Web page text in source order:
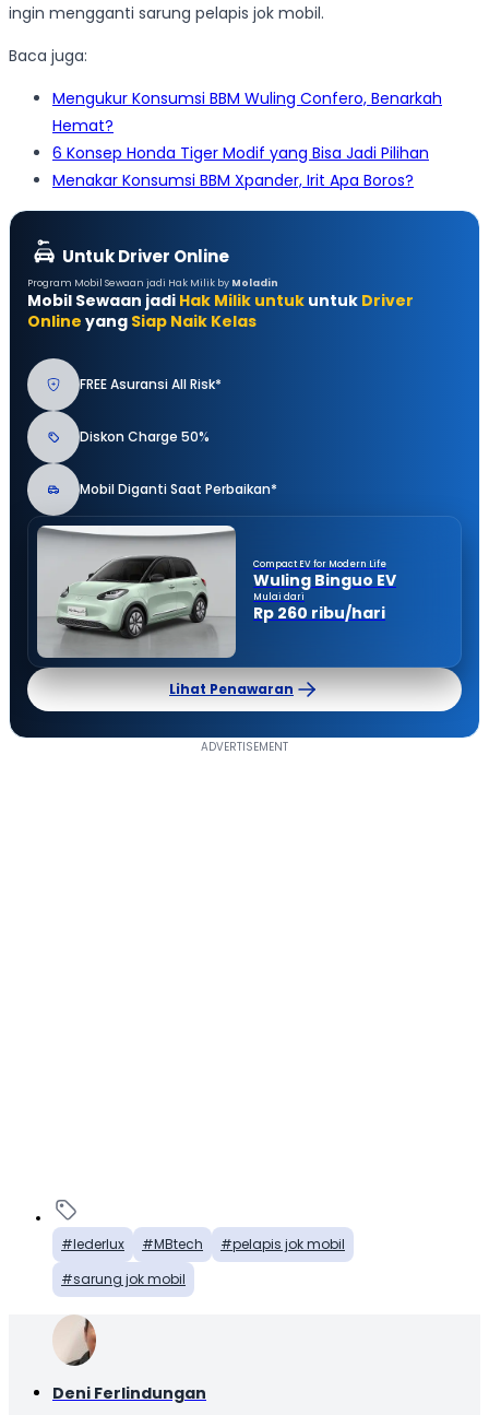
ingin mengganti sarung pelapis jok mobil.
Baca juga:
Mengukur Konsumsi BBM Wuling Confero, Benarkah
Hemat?
6 Konsep Honda Tiger Modif yang Bisa Jadi Pilihan
Menakar Konsumsi BBM Xpander, Irit Apa Boros?
Untuk Driver Online
Program Mobil Sewaan jadi Hak Milik by Moladin
Mobil Sewaan jadi Hak Milik untuk untuk Driver
Online yang Siap Naik Kelas
FREE Asuransi All Risk*
Diskon Charge 50%
Mobil Diganti Saat Perbaikan*
Compact EV for Modern Life
Wuling Binguo EV
Mulai dari
Rp 260 ribu/hari
Lihat Penawaran
lederlux MBtech
pelapis jok mobil
sarung jok mobil
Deni Ferlindungan